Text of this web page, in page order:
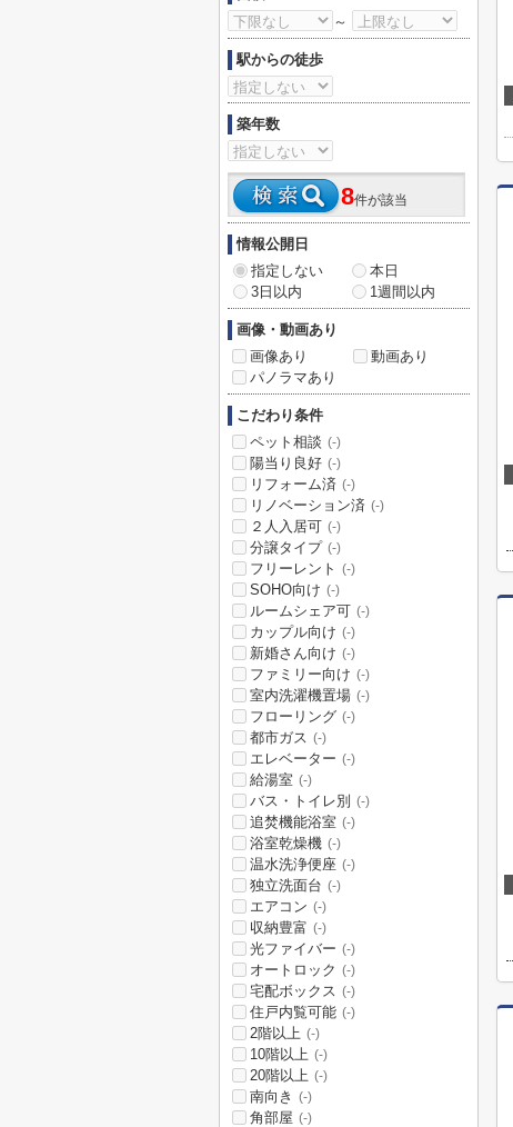
～
駅からの徒歩
築年数
8件が該当
情報公開日
指定しない
本日
3日以内
1週間以内
画像・動画あり
画像あり
動画あり
パノラマあり
こだわり条件
ペット相談 (-)
陽当り良好 (-)
リフォーム済 (-)
リノベーション済 (-)
２人入居可 (-)
分譲タイプ (-)
フリーレント (-)
SOHO向け (-)
ルームシェア可 (-)
カップル向け (-)
新婚さん向け (-)
ファミリー向け (-)
室内洗濯機置場 (-)
フローリング (-)
都市ガス (-)
エレベーター (-)
給湯室 (-)
バス・トイレ別 (-)
追焚機能浴室 (-)
浴室乾燥機 (-)
温水洗浄便座 (-)
独立洗面台 (-)
エアコン (-)
収納豊富 (-)
光ファイバー (-)
オートロック (-)
宅配ボックス (-)
住戸内覧可能 (-)
2階以上 (-)
10階以上 (-)
20階以上 (-)
南向き (-)
角部屋 (-)